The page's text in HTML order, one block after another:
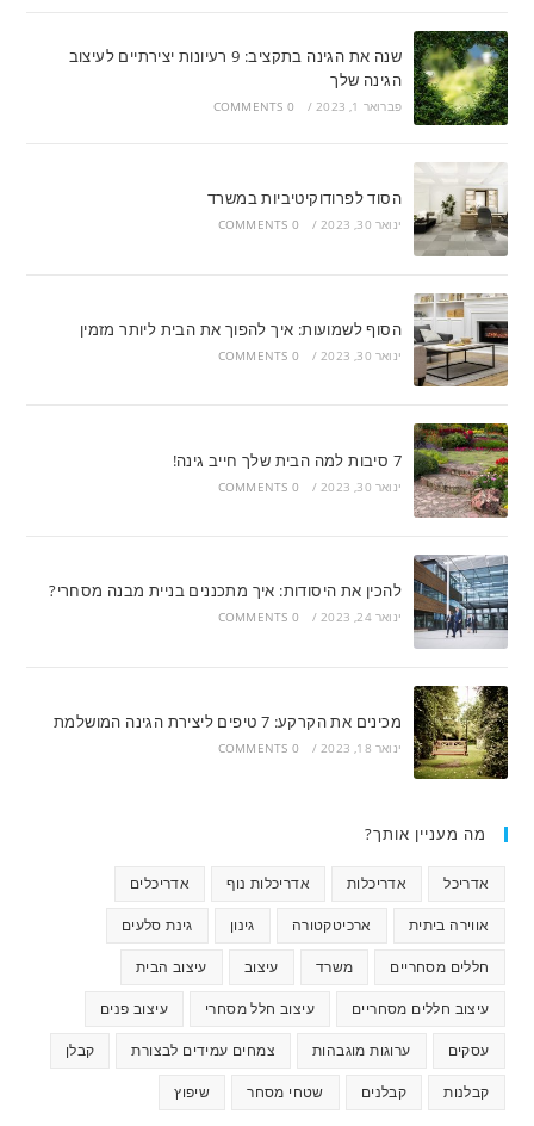
שנה את הגינה בתקציב: 9 רעיונות יצירתיים לעיצוב
הגינה שלך
פברואר 1, 2023 /
0 COMMENTS
הסוד לפרודוקיטיביות במשרד
ינואר 30, 2023 /
0 COMMENTS
הסוף לשמועות: איך להפוך את הבית ליותר מזמין
ינואר 30, 2023 /
0 COMMENTS
7 סיבות למה הבית שלך חייב גינה!
ינואר 30, 2023 /
0 COMMENTS
להכין את היסודות: איך מתכננים בניית מבנה מסחרי?
ינואר 24, 2023 /
0 COMMENTS
מכינים את הקרקע: 7 טיפים ליצירת הגינה המושלמת
ינואר 18, 2023 /
0 COMMENTS
מה מעניין אותך?
אדריכל אדריכלות אדריכלות נוף אדריכלים
אווירה ביתית ארכיטקטורה גינון גינת סלעים
חללים מסחריים משרד עיצוב עיצוב הבית
עיצוב חללים מסחריים עיצוב חלל מסחרי עיצוב פנים
עסקים ערוגות מוגבהות צמחים עמידים לבצורת קבלן
קבלנות קבלנים שטחי מסחר שיפוץ